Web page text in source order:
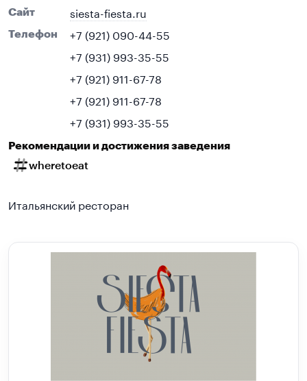
Сайт siesta-fiesta.ru
Телефон
+7 (921) 090-44-55
+7 (931) 993-35-55
+7 (921) 911-67-78
+7 (921) 911-67-78
+7 (931) 993-35-55
Рекомендации и достижения заведения
wheretoeat
Итальянский ресторан